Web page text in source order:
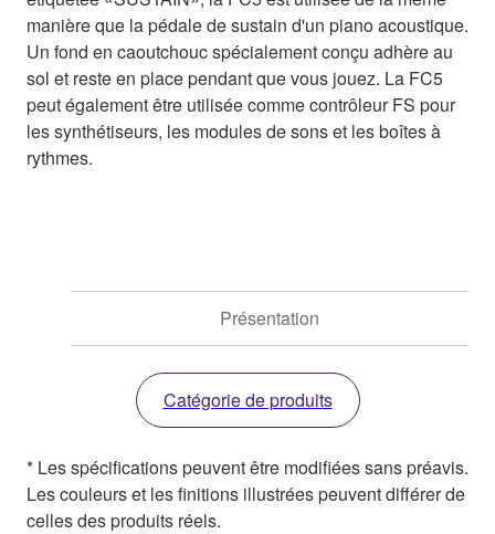
manière que la pédale de sustain d'un piano acoustique.
Un fond en caoutchouc spécialement conçu adhère au
sol et reste en place pendant que vous jouez. La FC5
peut également être utilisée comme contrôleur FS pour
les synthétiseurs, les modules de sons et les boîtes à
rythmes.
Présentation
Catégorie de produits
* Les spécifications peuvent être modifiées sans préavis.
Les couleurs et les finitions illustrées peuvent différer de
celles des produits réels.